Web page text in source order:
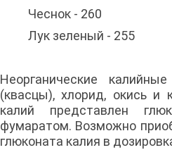
Чеснок - 260
Лук зеленый - 255
Неорганические
(квасцы), хлорид, окись и
калий представлен
фумаратом. Возможно
глюконата калия в